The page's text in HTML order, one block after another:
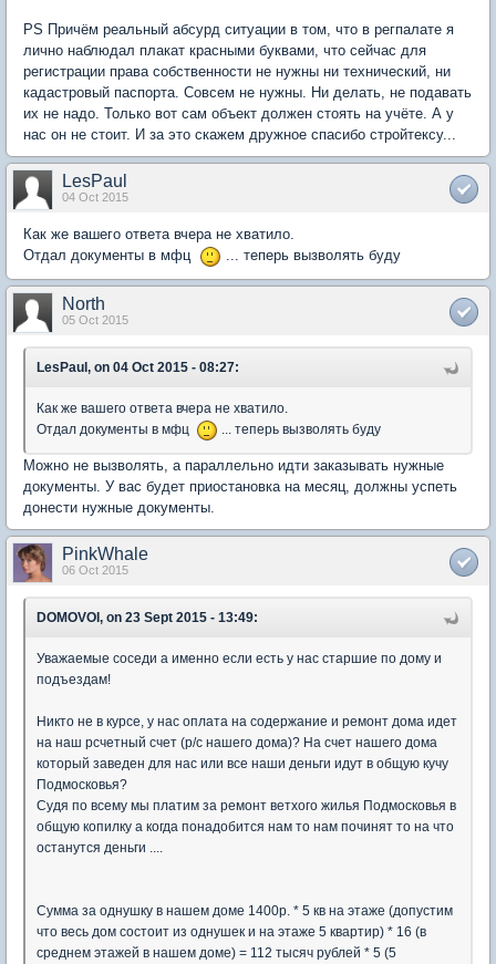
PS Причём реальный абсурд ситуации в том, что в регпалате я
лично наблюдал плакат красными буквами, что сейчас для
регистрации права собственности не нужны ни технический, ни
кадастровый паспорта. Совсем не нужны. Ни делать, не подавать
их не надо. Только вот сам объект должен стоять на учёте. А у
нас он не стоит. И за это скажем дружное спасибо стройтексу...
LesPaul
04 Oct 2015
Как же вашего ответа вчера не хватило.
Отдал документы в мфц
... теперь вызволять буду
North
05 Oct 2015
LesPaul, on 04 Oct 2015 - 08:27:
Как же вашего ответа вчера не хватило.
Отдал документы в мфц
... теперь вызволять буду
Можно не вызволять, а параллельно идти заказывать нужные
документы. У вас будет приостановка на месяц, должны успеть
донести нужные документы.
PinkWhale
06 Oct 2015
DOMOVOI, on 23 Sept 2015 - 13:49:
Уважаемые соседи а именно если есть у нас старшие по дому и
подъездам!
Никто не в курсе, у нас оплата на содержание и ремонт дома идет
на наш рсчетный счет (р/с нашего дома)? На счет нашего дома
который заведен для нас или все наши деньги идут в общую кучу
Подмосковья?
Судя по всему мы платим за ремонт ветхого жилья Подмосковья в
общую копилку а когда понадобится нам то нам починят то на что
останутся деньги ....
Сумма за однушку в нашем доме 1400р. * 5 кв на этаже (допустим
что весь дом состоит из однушек и на этаже 5 квартир) * 16 (в
среднем этажей в нашем доме) = 112 тысяч рублей * 5 (5